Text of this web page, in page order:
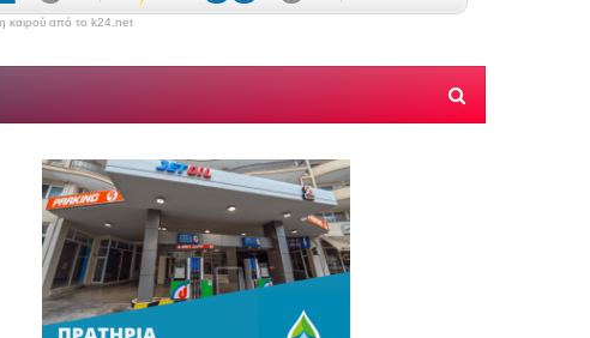
καιρού από το k24.net